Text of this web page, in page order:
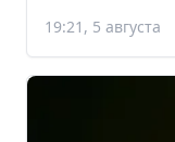
19:21, 5 августа